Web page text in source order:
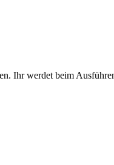
Ihr werdet beim